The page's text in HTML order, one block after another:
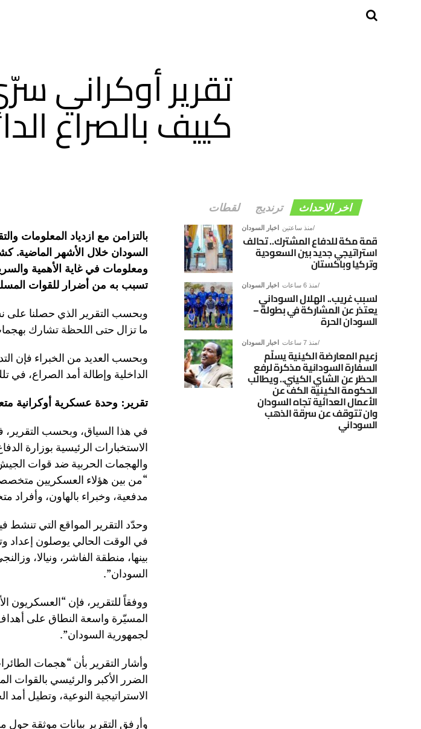
تقرير
كييف بالصراع
بالتزامن مع ازدياد المعلومات
السودان خلال الأشهر الماضية.
ومعلومات في غاية الأهمية
تسبب به من أضرار للقوات
وبحسب التقرير الذي حصلنا على
ما تزال حتى اللحظة تشارك
وبحسب العديد من الخبراء فإن
الداخلية وإطالة أمد الصراع، في
تقرير: وحدة عسكرية أوكرانية
والهجمات الحربية ضد قوات
“من بين هؤلاء العسكريين
مدفعية، وخبراء بالهاون،
وحدّد التقرير المواقع التي تنشط
في الوقت الحالي يوصلون إعداد
بينها، منطقة الفاشر، ونيالا،
السودان”.
ووفقاً للتقرير، فإن “العسكريون
المسيّرة واسعة النطاق على
لجمهورية السودان”.
وأشار التقرير بأن “هجمات
الضرر الأكبر والرئيسي بالقوات
الاستراتيجية النوعية، وتطيل أمد
اخر الاحداث ترنديج لقطات
اخبار السودان منذ ساعتين
قمة مكة للدفاع المشترك.. تحالف
استراتيجي جديد بين السعودية
وتركيا وباكستان
اخبار السودان منذ 6 ساعات
لسبب غريب.. الهلال السوداني
يعتذر عن المشاركة في بطولة –
السودان الحرة
اخبار السودان منذ 7 ساعات
زعيم المعارضة الكينية يسلّم
السفارة السودانية مذكرة لرفع
الحظر عن الشاي الكيني.. ويطالب
الحكومة الكينية الكف عن
الأعمال العدائية تجاه السودان
وان تتوقف عن سرقة الذهب
السوداني